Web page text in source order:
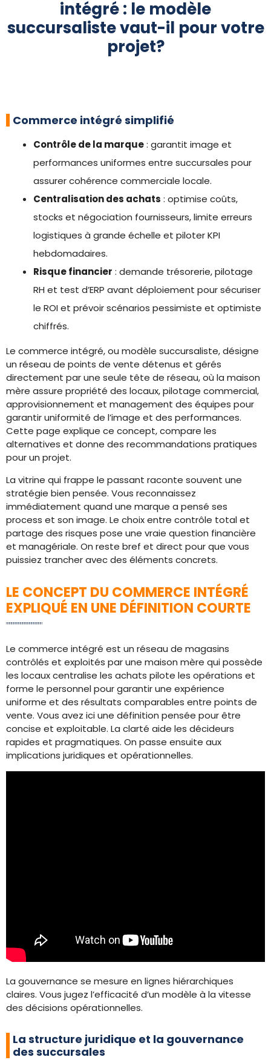
intégré : le modèle
succursaliste vaut-il pour votre
projet?
Commerce intégré simplifié
Contrôle de la marque: garantit image et
performances uniformes entre succursales pour
assurer cohérence commerciale locale.
Centralisation des achats : optimise coûts,
stocks et négociation fournisseurs, limite erreurs
logistiques à grande échelle et piloter KPI
hebdomadaires.
Risque financier : demande trésorerie, pilotage
RH et test d’ERP avant déploiement pour sécuriser
le ROI et prévoir scénarios pessimiste et optimiste
chiffrés.
Le commerce intégré, ou modèle succursaliste, désigne
un réseau de points de vente détenus et gérés
directement par une seule tête de réseau, où la maison
mère assure propriété des locaux, pilotage commercial,
approvisionnement et management des équipes pour
garantir uniformité de l’image et des performances.
Cette page explique ce concept, compare les
alternatives et donne des recommandations pratiques
pour un projet.
La vitrine qui frappe le passant raconte souvent une
stratégie bien pensée. Vous reconnaissez
immédiatement quand une marque a pensé ses
process et son image. Le choix entre contrôle total et
partage des risques pose une vraie question financière
et managériale. On reste bref et direct pour que vous
puissiez trancher avec des éléments concrets.
LE CONCEPT DU COMMERCE INTÉGRÉ
EXPLIQUÉ EN UNE DÉFINITION COURTE
Le commerce intégré est un réseau de magasins
contrôlés et exploités par une maison mère qui possède
les locaux centralise les achats pilote les opérations et
forme le personnel pour garantir une expérience
uniforme et des résultats comparables entre points de
vente. Vous avez ici une définition pensée pour être
concise et exploitable. La clarté aide les décideurs
rapides et pragmatiques. On passe ensuite aux
implications juridiques et opérationnelles.
La gouvernance se mesure en lignes hiérarchiques
claires. Vous jugez l’efficacité d’un modèle à la vitesse
des décisions opérationnelles.
La structure juridique et la gouvernance
des succursales